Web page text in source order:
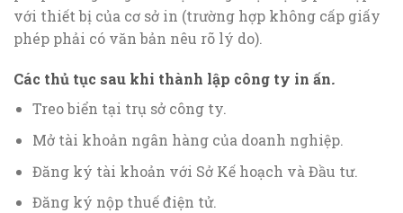
với thiết bị của cơ sở in (trường hợp không cấp giấy
phép phải có văn bản nêu rõ lý do).
Các thủ tục sau khi thành lập công ty in ấn.
Treo biển tại trụ sở công ty.
Mở tài khoản ngân hàng của doanh nghiệp.
Đăng ký tài khoản với Sở Kế hoạch và Đầu tư.
Đăng ký nộp thuế điện tử.